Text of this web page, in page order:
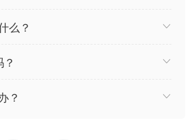
么？
？